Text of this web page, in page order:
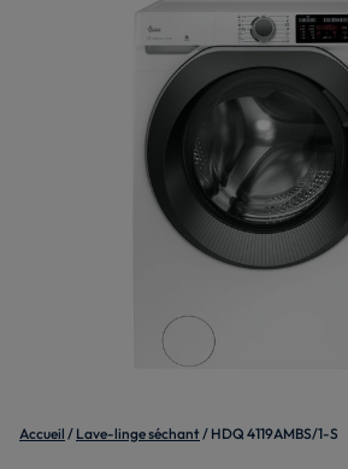
Accueil Lave-linge séchant HDQ 4119AMBS/1-S